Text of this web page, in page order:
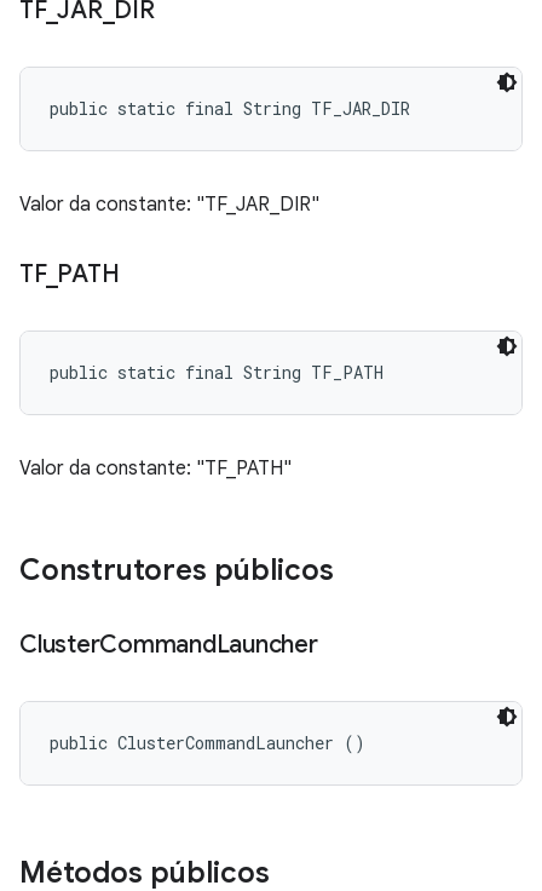
TF_JAR_ DIR
public static final String TF_JAR_DIR
Valor da constante: "TF_JAR_DIR"
TF_ PATH
public static final String TF_PATH
Valor da constante: "TF_PATH"
Construtores públicos
ClusterCommandLauncher
public ClusterCommandLauncher ()
Métodos públicos